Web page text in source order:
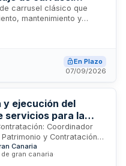
en Bilbao
carrusel clásico que
mantenimiento y
navideña de dos
la ciudad de Bilbao. El
festiva navideña
de todas las fases
En Plazo
07/09/2026
y ejecución del
servicios para la
de Las Palmas de
Coordinador
y Contratación
de Gran Canaria ;
Canaria
gran canaria